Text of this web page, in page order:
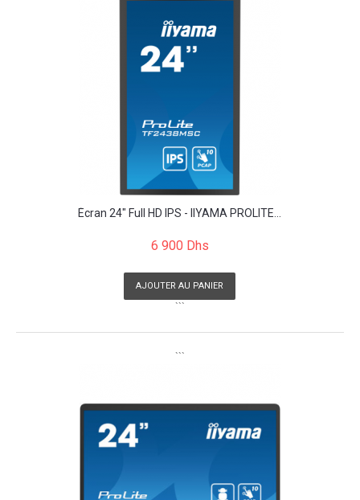
Écran 24" Full HD IPS - IIYAMA PROLITE...
6 900 Dhs
AJOUTER AU PANIER
```
```